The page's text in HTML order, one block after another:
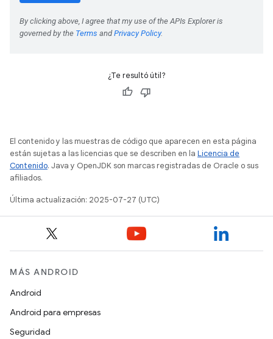
¿Te resultó útil?
El contenido y las muestras de código que aparecen en esta página
están sujetas a las licencias que se describen en la Licencia de
Contenido. Java y OpenJDK son marcas registradas de Oracle o sus
afiliados.
Última actualización: 2025-07-27 (UTC)
MÁS ANDROID
Android
Android para empresas
Seguridad